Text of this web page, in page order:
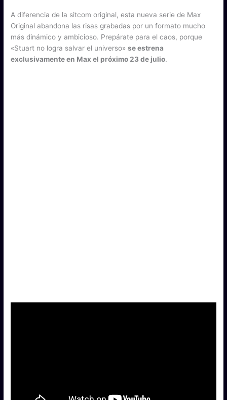
A diferencia de la sitcom original, esta nueva serie de Max
Original abandona las risas grabadas por un formato mucho
más dinámico y ambicioso. Prepárate para el caos, porque
«Stuart no logra salvar el universo»se estrena
exclusivamente en Max el próximo 23 de julio.